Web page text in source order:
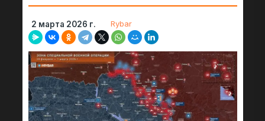
2 марта 2026 г. Rybar